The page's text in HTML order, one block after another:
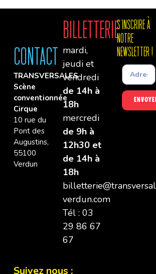
Contact
TRANSVERSALES
Scène
conventionnée
Cirque
10 rue du
Pont des
Augustins,
55100
Verdun
Billetterie
mardi,
jeudi et
vendredi
de 14h à
18h
mercredi
de 9h à
12h30 et
de 14h à
18h
verdun.com
Tél : 03
29 86 67
67
S'INSCRIre à
notre
newsletter !
Suivez nous :